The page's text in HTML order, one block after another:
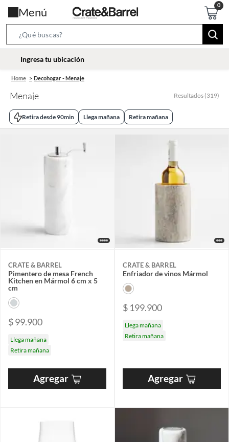
Menú
Bar
location-
Ingresa tu ubicación
Home Decohogar - Menaje
Menaje Resultados (319)
Retira desde 90min Llega mañana Retira mañana
CRATE & BARREL
Pimentero de mesa French
Kitchen en Mármol 6 cm x 5
cm
$ 99.900
Llega mañana
Retira mañana
Agregar
CRATE & BARREL
Enfriador de vinos Mármol
$ 199.900
Llega mañana
Retira mañana
Agregar